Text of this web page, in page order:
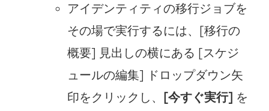
)
アイデンティティの移行ジョブを
その場で実行するには、[移行の
概要] 見出しの横にある [スケジ
ュールの編集] ドロップダウン矢
印をクリックし、 [今すぐ実行] を